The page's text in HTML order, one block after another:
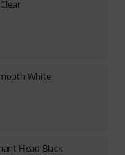
White
Head Black